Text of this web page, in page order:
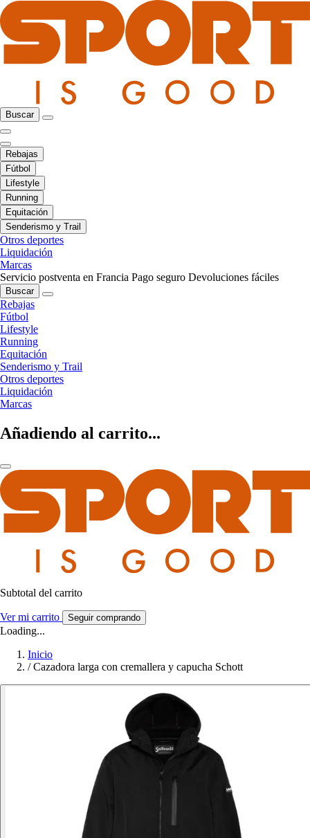
Buscar
Rebajas
Fútbol
Lifestyle
Running
Equitación
Senderismo y Trail
Otros deportes
Liquidación
Marcas
Servicio postventa en Francia Pago seguro Devoluciones fáciles
Buscar
Rebajas
Fútbol
Lifestyle
Running
Equitación
Senderismo y Trail
Otros deportes
Liquidación
Marcas
Añadiendo al carrito...
Subtotal del carrito
Ver mi carrito Seguir comprando
Loading...
Inicio
/ Cazadora larga con cremallera y capucha Schott